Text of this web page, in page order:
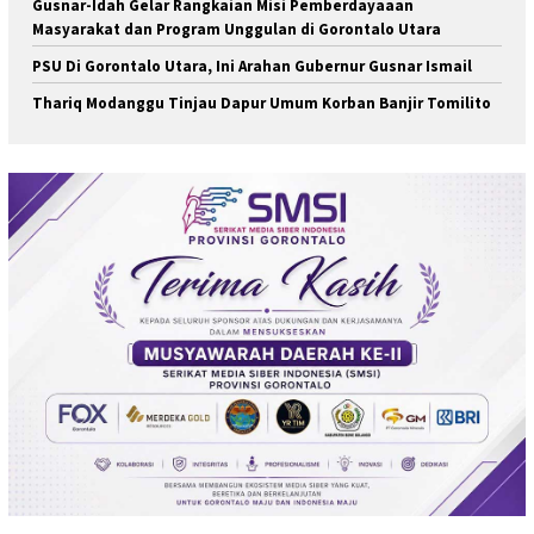
Gusnar-Idah Gelar Rangkaian Misi Pemberdayaaan
Masyarakat dan Program Unggulan di Gorontalo Utara
PSU Di Gorontalo Utara, Ini Arahan Gubernur Gusnar Ismail
Thariq Modanggu Tinjau Dapur Umum Korban Banjir Tomilito